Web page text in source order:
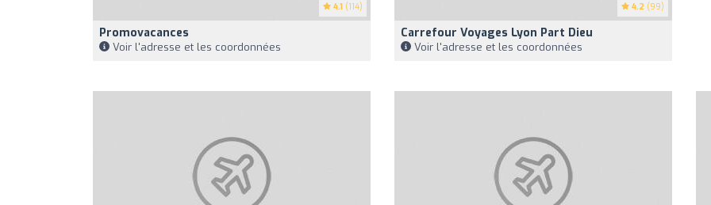
4.1 (114)
Promovacances
Voir l'adresse et les coordonnées
4.2 (99)
Carrefour Voyages Lyon Part Dieu
Voir l'adresse et les coordonnées